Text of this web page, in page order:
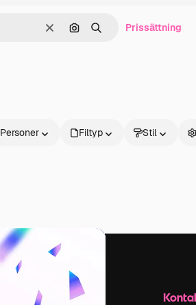
RensaSök efter bild
Söka Prissättning
Personer Filtyp Stil
Företag